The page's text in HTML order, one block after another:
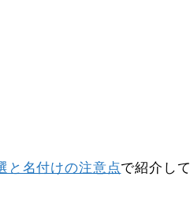
と名付けの注意点で紹介して